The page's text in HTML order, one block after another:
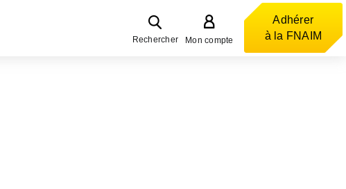
Rechercher Mon compte
Adhérer
à la FNAIM